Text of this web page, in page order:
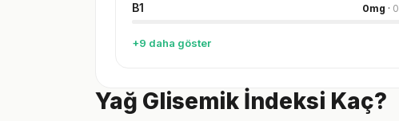
B1 0mg · 0
+9 daha göster
Yağ Glisemik İndeksi Kaç?